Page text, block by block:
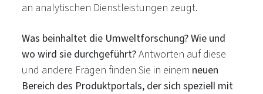
an analytischen Dienstleistungen zeugt.
Was beinhaltet die Umweltforschung? Wie und
wo wird sie durchgeführt?Antworten auf diese
und andere Fragen finden Sie in einem neuen
Bereich des Produktportals, der sich speziell mit